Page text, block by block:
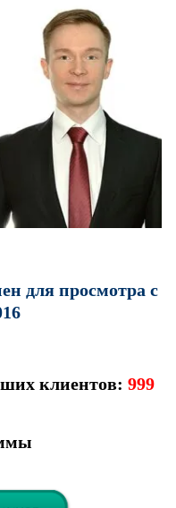
для просмотра с
клиентов: 999